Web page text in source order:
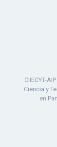
CIIECYT-
Ciencia y
en